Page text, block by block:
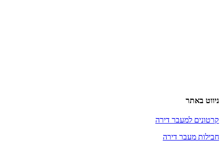
ניווט באתר
קרטונים למעבר דירה
חבילות מעבר דירה